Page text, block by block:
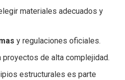
materiales adecuados y
y regulaciones oficiales.
proyectos de alta complejidad.
estructurales es parte